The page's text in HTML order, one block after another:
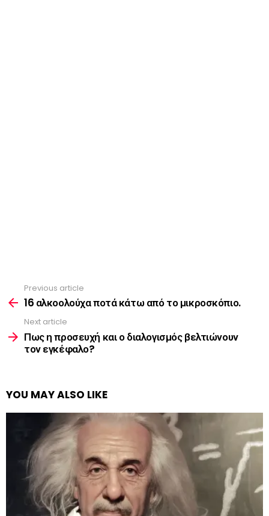
more
Previous article
16 αλκοολούχα ποτά κάτω από το μικροσκόπιο.
Next article
Πως η προσευχή και ο διαλογισμός βελτιώνουν
τον εγκέφαλο?
YOU MAY ALSO LIKE